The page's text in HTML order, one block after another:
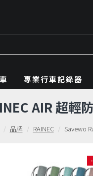
專業行車記錄器
品牌 RAINEC Savewo
AIR 超輕